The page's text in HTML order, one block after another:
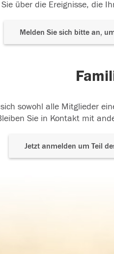
über die Ereignisse, die
Melden Sie sich bitte an,
sowohl alle Mitglieder
Sie in Kontakt mit
Jetzt anmelden um Teil